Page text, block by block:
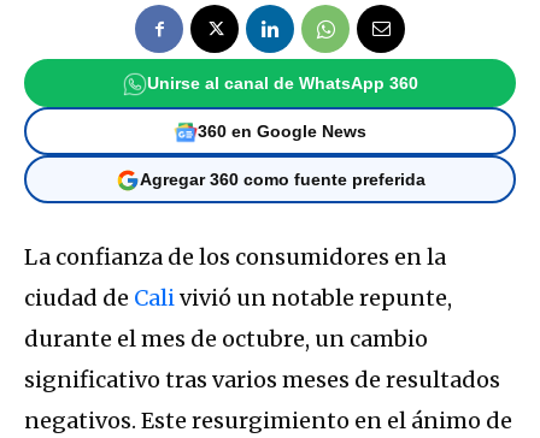
Unirse al canal de WhatsApp 360
360 en Google News
Agregar 360 como fuente preferida
La confianza de los consumidores en la
ciudad de Calivivió un notable repunte,
durante el mes de octubre, un cambio
significativo tras varios meses de resultados
negativos. Este resurgimiento en el ánimo de